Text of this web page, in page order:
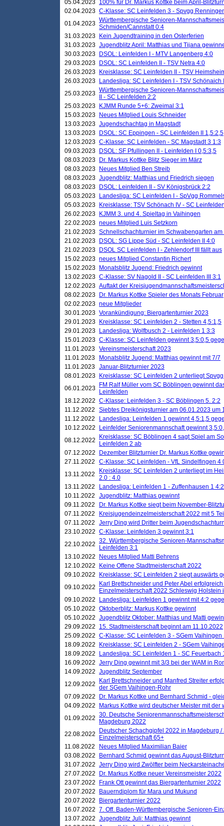
05.04.2023 100% für Dr. Markus Kottke beim April-
02.04.2023 C-Klasse: SC Leinfelden 3 - Spvgg
01.04.2023 Württembergische Senioren-
Schmiden/Cannstatt 0:4
31.03.2023
Kein Jugendtraining in den Osterferien
31.03.2023 Jugendblitz April: Matthias und Tijana
30.03.2023
DSOL: Leinfelden I - MTV Langenberg 4:0
29.03.2023
DSOL: SC Leinfelden II - TSV Netra 4:0
26.03.2023
Kreisklasse: SC Leinfelden II - TSV
26.03.2023
Landesliga: SC Leinfelden I - TSV Schönaich
25.03.2023 Württembergische Senioren-
II - SC Leinfelden 2:2
25.03.2023
KJMM Runde 5+6: Zweimal 3:1
15.03.2023
Neues Mitglied Louis Schneider
13.03.2023 Jugendschachtag in Magstadt
13.03.2023
DSOL: SC Eppingen - SC Leinfelden II 1,5:2,5
12.03.2023 C-Klasse: SC Leinfelden - SC Magstadt 3 1:3
09.03.2023
DSOL: SF Pfullingen II - Leinfelden I 0,5:3,5
08.03.2023
Dr. Markus Kottke Blitz Sieger im März
08.03.2023
Neues Mitglied Ben Streib
08.03.2023 Jugendblitz: Matthias und Friedrich siegen
08.03.2023
DSOL: Leinfelden II - SV Königsbrück 2:2
05.03.2023
Landesliga: SC Leinfelden I - SpVgg
05.03.2023
Kreisklasse: TSV Schönach IV - SC
26.02.2023
KJMM 3. und 4. Spieltag in Vaihingen
22.02.2023 neues Mitglied Luis Setzkorn
21.02.2023 Schnellschachturnier im Schwabengarten
21.02.2023
DSOL: SG Lippe Süd - SC Leinfelden II 4:0
21.02.2023
DSOL SC Leinfelden I - Zehlendorf III fällt aus
15.02.2023 neues Mitglied Constantin Richert
15.02.2023
Monatsblitz Jugend: Friedrich gewinnt
13.02.2023 C-Klasse: SV Nagold II - SC Leinfelden III 3:1
12.02.2023 Auftakt der
08.02.2023
Dr. Markus Kottke Spieler des Monats Februar
02.02.2023 neue Mitglieder
30.01.2023 Vorankündigung: Biergartenturnier 2023
29.01.2023
Kreisklasse: SC Leinfelden 2 - Stetten 4,5:1,5
29.01.2023
Landesliga: Wolfbusch 2 - Leinfelden 1 3:3
15.01.2023 C-Klasse: SC Leinfelden gewinnt 3,5:0,5
11.01.2023 Vereinsmeisterschaft 2023
11.01.2023
Monatsblitz Jugend: Matthias gewinnt mit 7/7
11.01.2023 Januar-Blitzturnier 2023
08.01.2023
Kreisklasse: SC Leinfelden 2 unterliegt
06.01.2023
FM Ralf Müller vom SC Böblingen gewinnt
Leinfelden
18.12.2022 C-Klasse: Leinfelden 3 - SC Böblingen 5. 2:2
11.12.2022
Siebtes Dreikönigsturnier am 06.01.2023 um
11.12.2022
Landesliga: Leinfelden 1 gewinnt 4,5:1,5
10.12.2022
Leinfelder Seniorenmannschaft gewinnt
08.12.2022
Kreisklasse: SC Böblingen 4 sagt Spiel am
Leinfelden 2 ab
07.12.2022
Dezember Blitzturnier Dr. Markus Kottke
27.11.2022
C-Klasse: SC Leinfelden - VfL Sindelfingen 4
13.11.2022
Kreisklasse: SC Leinfelden 2 unterliegt im
2.0 : 4.0
13.11.2022
Landesliga: Leinfelden 1 - Zuffenhausen 1 4:2
10.11.2022
Jugendblitz: Matthias gewinnt
09.11.2022
Dr. Markus Kottke siegt beim November-
07.11.2022
Kreisjugendeinzelmeisterschaft 2022 mit 5
07.11.2022
Jerry Ding wird Dritter beim
23.10.2022 C-Klasse: Leinfelden 3 gewinnt 3:1
22.10.2022 32. Württembergische Senioren-
Leinfelden 3:1
13.10.2022
Neues Mitglied Matti Behrens
12.10.2022
Keine Offene Stadtmeisterschaft 2022
09.10.2022
Kreisklasse: SC Leinfelden 2 siegt auswärts
09.10.2022
Karl Brettschneider und Peter Abel
Einzelmeisterschaft 2022 Schleswig Holstein
09.10.2022
Landesliga: Leinfelden 1 gewinnt mit 4:2
05.10.2022 Oktoberblitz: Markus Kottke gewinnt
05.10.2022 Jugendblitz Oktober: Matthias und Matti
29.09.2022
15. Stadtmeisterschaft beginnt am 11.10.2022
25.09.2022 C-Klasse: SC Leinfelden 3 - SGem Vaihingen
18.09.2022
Kreisklasse: SC Leinfelden 2 - SGem
18.09.2022
Landesliga: SC Leinfelden 1 - SC Feuerbach
16.09.2022 Jerry Ding gewinnt mit 3/3 bei der WAM in
14.09.2022 Jugendblitz September
12.09.2022
Karl Brettschneider und Manfred Streiter
der SGem Vaihingen-Rohr
07.09.2022
Dr. Markus Kottke und Bernhard Schmid -
04.09.2022
Markus Kottke wird deutscher Meister mit
01.09.2022 30. Deutsche
Magdeburg 2022
22.08.2022
Deutscher Schachgipfel 2022 in Magdeburg
Einzelmeisterschaft 65+
11.08.2022
Neues Mitglied Maximilian Baier
03.08.2022
Bernhard Schmid gewinnt das August-
31.07.2022 Jerry Ding wird Zwölfter beim
27.07.2022
Dr. Markus Kottke neuer Vereinsmeister 2022
23.07.2022
Frank Ott gewinnt das Biergartenturnier 2022
20.07.2022
Bauerndiplom für Mara und Mukund
20.07.2022
Biergartenturnier 2022
16.07.2022 7. Off. Baden-Württembergische Senioren-
13.07.2022 Jugendblitz Juli: Matthias gewinnt